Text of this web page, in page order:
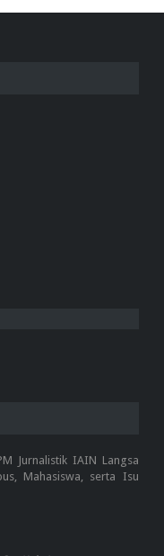
Jurnalistik IAIN Langsa
Mahasiswa, serta Isu